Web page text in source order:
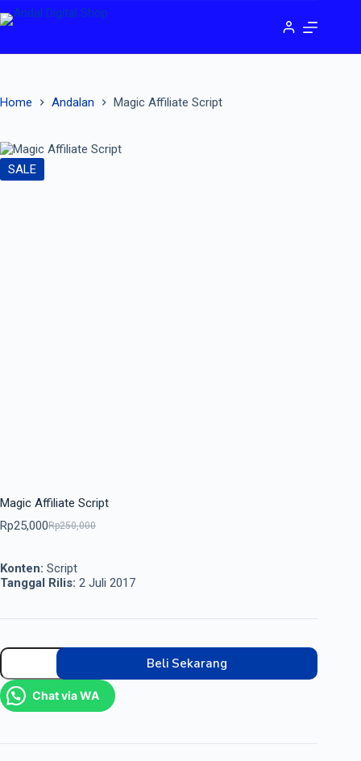
Home Andalan Magic Affiliate Script
SALE
Magic Affiliate Script
Rp250,000
Rp25,000
Konten: Script
Tanggal Rilis: 2 Juli 2017
Beli Sekarang
Chat via WA